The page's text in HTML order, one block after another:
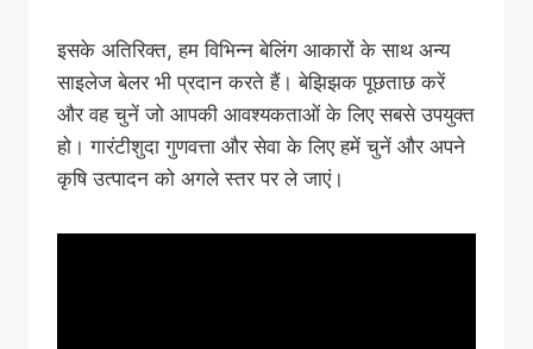
इसके अतिरिक्त, हम विभिन्न बेलिंग आकारों के साथ अन्य
साइलेज बेलर भी प्रदान करते हैं। बेझिझक पूछताछ करें
और वह चुनें जो आपकी आवश्यकताओं के लिए सबसे उपयुक्त
हो। गारंटीशुदा गुणवत्ता और सेवा के लिए हमें चुनें और अपने
कृषि उत्पादन को अगले स्तर पर ले जाएं।